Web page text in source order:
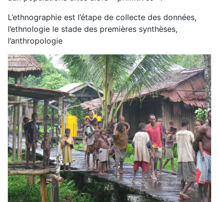
L’ethnographie est l’étape de collecte des données,
l’ethnologie le stade des premières synthèses,
l’anthropologie